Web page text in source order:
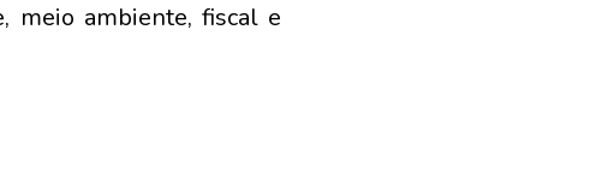
meio ambiente, fiscal e